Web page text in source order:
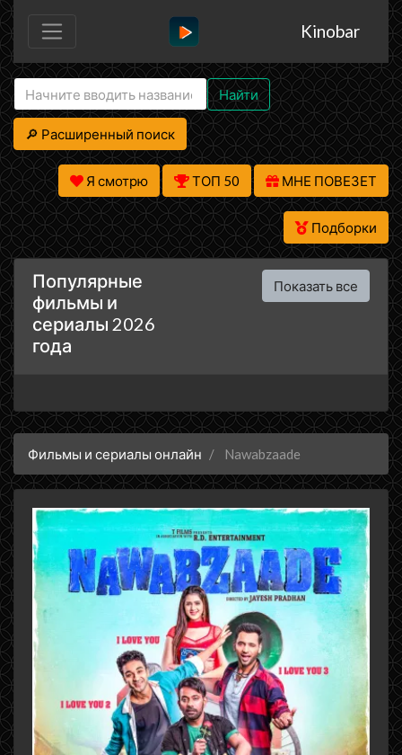
Kinobar
Найти
🔎 Расширенный поиск
Я смотрю ТОП 50 МНЕ ПОВЕЗЕТ
Подборки
Популярные
фильмы и
сериалы 2026
года
Показать все
Фильмы и сериалы онлайн Nawabzaade